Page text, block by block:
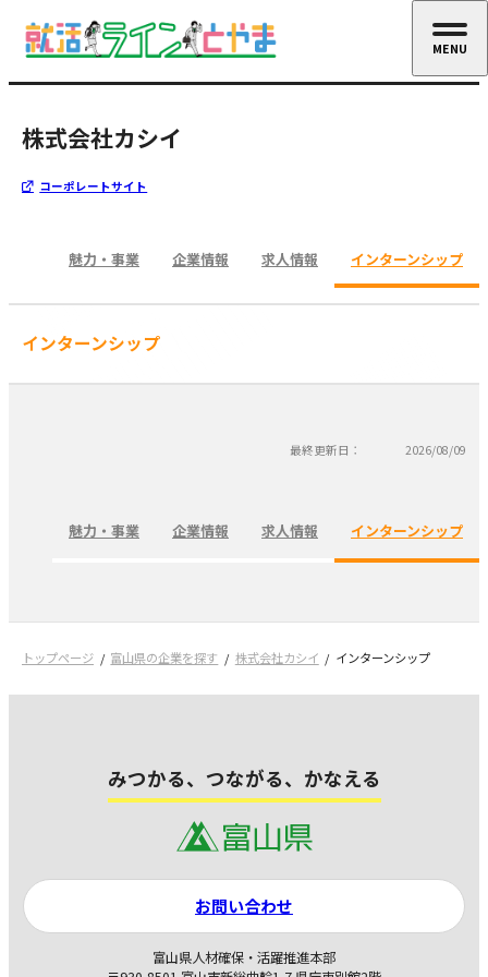
株式会社カシイ
コーポレートサイト
魅力・事業 企業情報 求人情報 インターンシップ
インターンシップ
最終更新日： 2026/08/09
魅力・事業 企業情報 求人情報 インターンシップ
トップページ 富山県の企業を探す 株式会社カシイ インターンシップ
みつかる、つながる、かなえる
富山県人材確保・活躍推進本部
お問い合わせ
MENU